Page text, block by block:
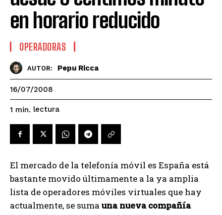
en horario reducido
OPERADORAS
AUTOR: Pepu Ricca
16/07/2008
1 min. lectura
El mercado de la telefonía móvil es España está
bastante movido últimamente a la ya amplia
lista de operadores móviles virtuales que hay
actualmente, se suma una nueva compañía